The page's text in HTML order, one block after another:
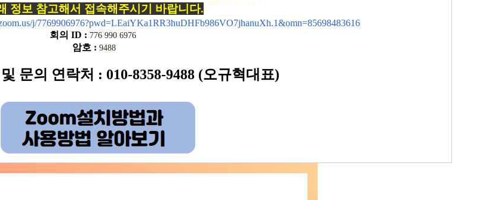
정보 참고해서 접속해주시기 바랍니다.
j/7769906976?pwd=LEaiYKa1RR3huDHFb986VO7jhanuXh.1&omn=85698483616
회의 ID : 776 990 6976
암호 : 9488
문의 연락처 : 010-8358-9488 (오규혁대표)